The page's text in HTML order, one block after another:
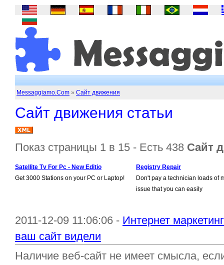
Messaggiamo.Com » Сайт движения
Сайт движения статьи
Показ страницы 1 в 15 - Есть 438 Сайт
Satellite Tv For Pc - New Editio
Get 3000 Stations on your PC or Laptop!
Registry Repair
Don't pay a technician loads of
issue that you can easily
2011-12-09 11:06:06 - Интернет
ваш сайт видели
Наличие веб-сайт не имеет смысла,